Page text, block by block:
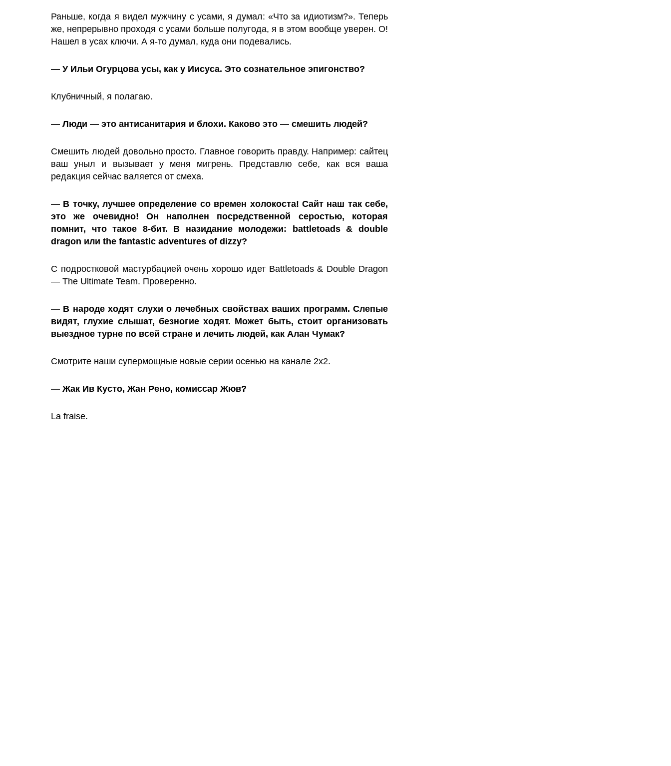
Раньше, когда я видел мужчину с усами, я думал: «Что за идиотизм?». Теперь
же, непрерывно проходя с усами больше полугода, я в этом вообще уверен. О!
Нашел в усах ключи. А я-то думал, куда они подевались.
— У Ильи Огурцова усы, как у Иисуса. Это сознательное эпигонство?
Клубничный, я полагаю.
— Люди — это антисанитария и блохи. Каково это — смешить людей?
Смешить людей довольно просто. Главное говорить правду. Например: сайтец
ваш уныл и вызывает у меня мигрень. Представлю себе, как вся ваша
редакция сейчас валяется от смеха.
— В точку, лучшее определение со времен холокоста! Сайт наш так себе,
это же очевидно! Он наполнен посредственной серостью, которая
помнит, что такое 8-бит. В назидание молодежи: battletoads & double
dragon или the fantastic adventures of dizzy?
С подростковой мастурбацией очень хорошо идет Battletoads & Double Dragon
— The Ultimate Team. Проверенно.
— В народе ходят слухи о лечебных свойствах ваших программ. Слепые
видят, глухие слышат, безногие ходят. Может быть, стоит организовать
выездное турне по всей стране и лечить людей, как Алан Чумак?
Смотрите наши супермощные новые серии осенью на канале 2х2.
— Жак Ив Кусто, Жан Рено, комиссар Жюв?
La fraise.